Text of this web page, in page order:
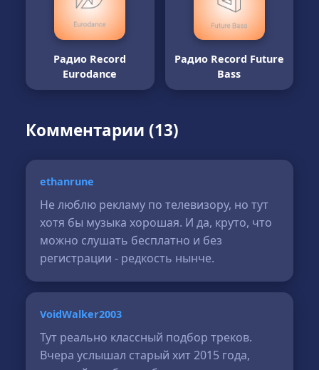
Радио Record
Eurodance
Радио Record Future
Bass
Комментарии (13)
ethanrune
Не люблю рекламу по телевизору, но тут
хотя бы музыка хорошая. И да, круто, что
можно слушать бесплатно и без
регистрации - редкость нынче.
VoidWalker2003
Тут реально классный подбор треков.
Вчера услышал старый хит 2015 года,